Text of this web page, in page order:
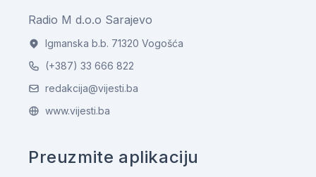
Radio M d.o.o Sarajevo
Igmanska b.b. 71320 Vogošća
(+387) 33 666 822
redakcija@vijesti.ba
www.vijesti.ba
Preuzmite aplikaciju